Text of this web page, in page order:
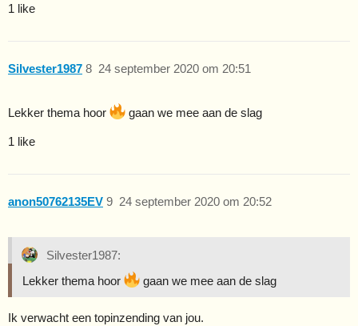
1 like
Silvester1987 24 september 2020 om 20:51
8
Lekker thema hoor gaan we mee aan de slag
1 like
anon50762135EV 24 september 2020 om 20:52
9
Silvester1987:
Lekker thema hoor
gaan we mee aan de slag
Ik verwacht een topinzending van jou.